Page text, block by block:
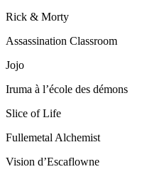
Rick & Morty
Assassination Classroom
Jojo
Iruma à l’école des démons
Slice of Life
Fullemetal Alchemist
Vision d’Escaflowne